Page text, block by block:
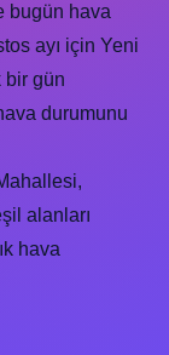
bugün hava
ayı için Yeni
bir gün
durumunu
alanları
hava